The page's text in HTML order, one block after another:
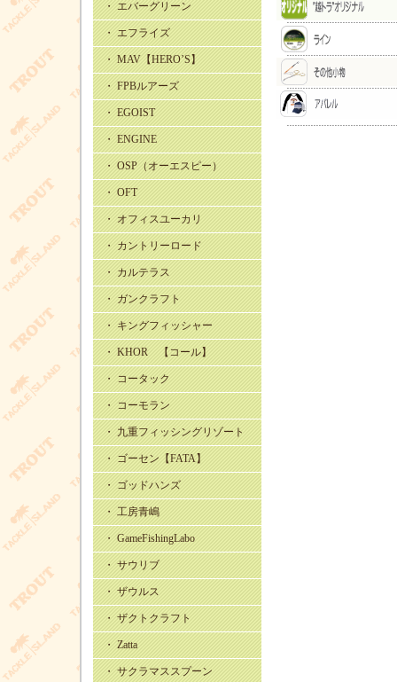
・ エバーグリーン
・ エフライズ
・ MAV【HERO’S】
・ FPBルアーズ
・ EGOIST
・ ENGINE
・ OSP（オーエスピー）
・ OFT
・ オフィスユーカリ
・ カントリーロード
・ カルテラス
・ ガンクラフト
・ キングフィッシャー
・ KHOR 【コール】
・ コータック
・ コーモラン
・ 九重フィッシングリゾート
・ ゴーセン【FATA】
・ ゴッドハンズ
・ 工房青嶋
・ GameFishingLabo
・ サウリブ
・ ザウルス
・ ザクトクラフト
・ Zatta
・ サクラマススプーン